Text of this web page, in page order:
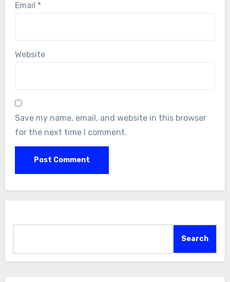
Email *
Website
Save my name, email, and website in this browser
for the next time I comment.
Search